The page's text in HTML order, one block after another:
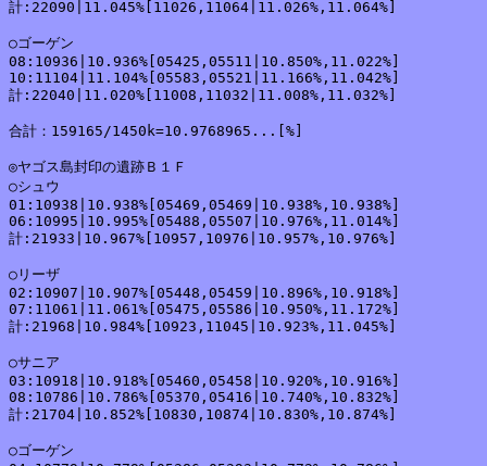
計:22090|11.045%[11026,11064|11.026%,11.064%]
○ゴーゲン
08:10936|10.936%[05425,05511|10.850%,11.022%]
10:11104|11.104%[05583,05521|11.166%,11.042%]
計:22040|11.020%[11008,11032|11.008%,11.032%]
合計：159165/1450k=10.9768965...[%]
◎ヤゴス島封印の遺跡Ｂ１Ｆ
○シュウ
01:10938|10.938%[05469,05469|10.938%,10.938%]
06:10995|10.995%[05488,05507|10.976%,11.014%]
計:21933|10.967%[10957,10976|10.957%,10.976%]
○リーザ
02:10907|10.907%[05448,05459|10.896%,10.918%]
07:11061|11.061%[05475,05586|10.950%,11.172%]
計:21968|10.984%[10923,11045|10.923%,11.045%]
○サニア
03:10918|10.918%[05460,05458|10.920%,10.916%]
08:10786|10.786%[05370,05416|10.740%,10.832%]
計:21704|10.852%[10830,10874|10.830%,10.874%]
○ゴーゲン